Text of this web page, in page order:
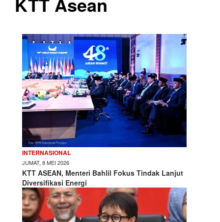
INTERNASIONAL
JUMAT, 8 MEI 2026
KTT ASEAN, Menteri Bahlil Fokus Tindak Lanjut
Diversifikasi Energi